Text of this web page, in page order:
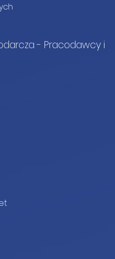
- Pracodawcy i